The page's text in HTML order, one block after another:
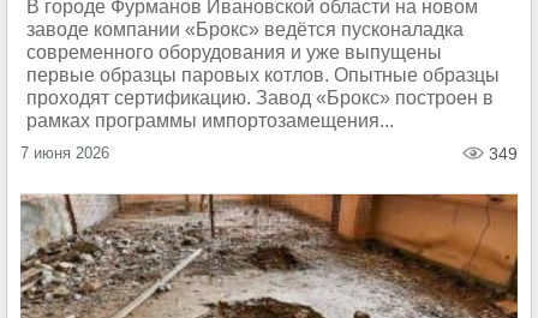
В городе Фурманов Ивановской области на новом
заводе компании «Брокс» ведётся пусконаладка
современного оборудования и уже выпущены
первые образцы паровых котлов. Опытные образцы
проходят сертификацию. Завод «Брокс» построен в
рамках программы импортозамещения...
7 июня 2026 349